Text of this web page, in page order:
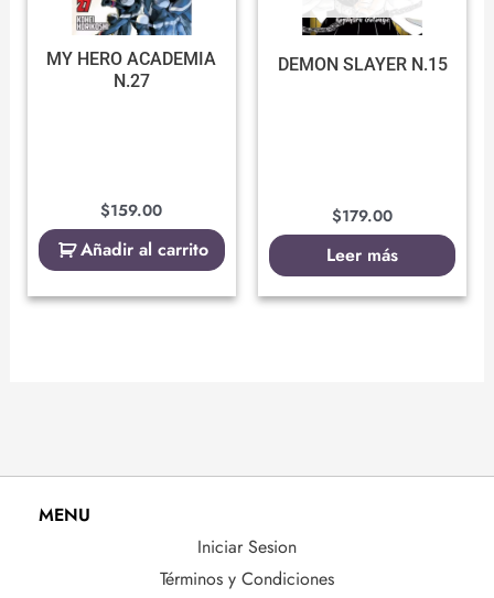
MY HERO ACADEMIA
N.27
$159.00
Añadir al carrito
DEMON SLAYER N.15
$179.00
Leer más
MENU
Iniciar Sesion
Términos y Condiciones